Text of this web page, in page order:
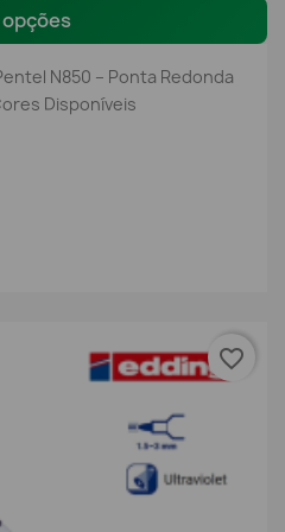
opções
N850 – Ponta Redonda
Disponíveis
favorite_border